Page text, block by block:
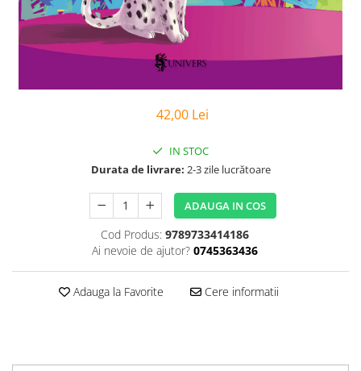
2-5 ani
5-7 ani
7-10 ani
toate vârstele
Editura Bookzone
Editura Cartea Copiilor
Editura Cartemma
Editura Casa
42,00 Lei
IN STOC
Durata de livrare: 2-3 zile lucrătoare
ADAUGA IN COS
Cod Produs: 9789733414186
Ai nevoie de ajutor? 0745363436
Adauga la Favorite Cere informatii